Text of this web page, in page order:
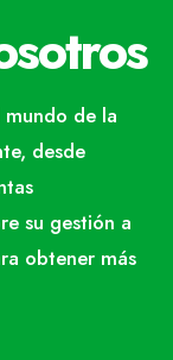
de la
desde
su gestión a
obtener más